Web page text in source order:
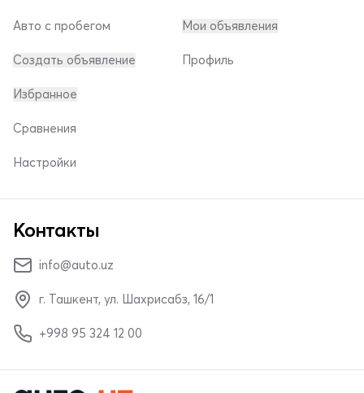
Авто с пробегом
Создать объявление
Мои объявления
Профиль
Избранное
Сравнения
Настройки
Контакты
info@auto.uz
г. Ташкент, ул. Шахрисабз, 16/1
+998 95 324 12 00